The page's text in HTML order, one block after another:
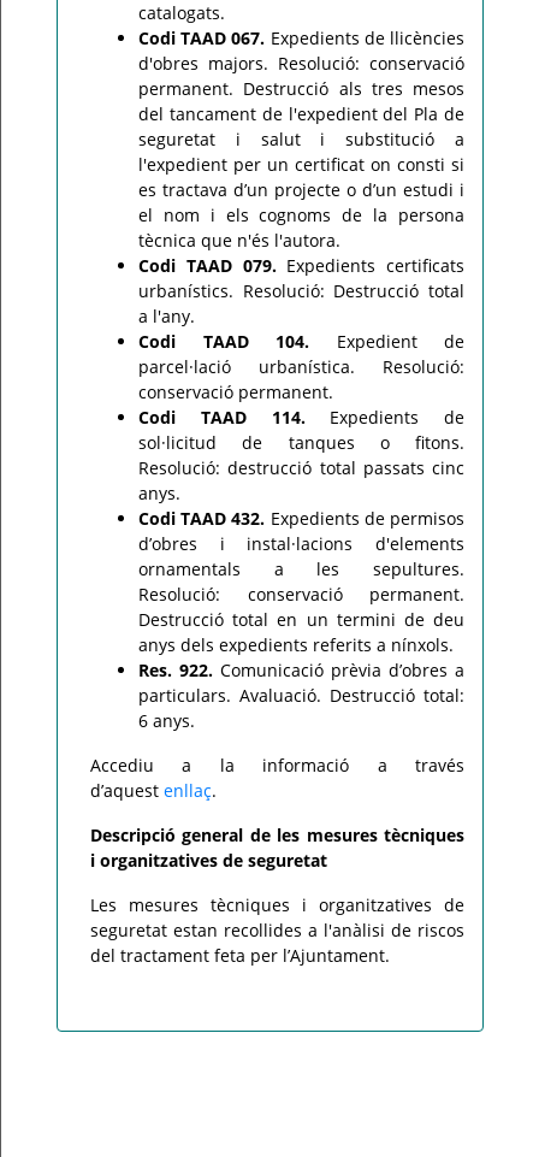
catalogats.
Codi TAAD 067. Expedients de llicències
d'obres majors. Resolució: conservació
permanent. Destrucció als tres mesos
del tancament de l'expedient del Pla de
seguretat i salut i substitució a
l'expedient per un certificat on consti si
es tractava d’un projecte o d’un estudi i
el nom i els cognoms de la persona
tècnica que n'és l'autora.
Codi TAAD 079.Expedients certificats
urbanístics. Resolució: Destrucció total
a l'any.
Codi TAAD 104. Expedient de
parcel·lació urbanística. Resolució:
conservació permanent.
Codi TAAD 114.Expedients de
sol·licitud de tanques o fitons.
Resolució: destrucció total passats cinc
anys.
Codi TAAD 432. Expedients de permisos
d’obres i instal·lacions d'elements
ornamentals a les sepultures.
Resolució: conservació permanent.
Destrucció total en un termini de deu
anys dels expedients referits a nínxols.
Res. 922. Comunicació prèvia d’obres a
particulars. Avaluació. Destrucció total:
6 anys.
Accediu a la informació a través
d’aquest enllaç.
Descripció general de les mesures tècniques
i organitzatives de seguretat
Les mesures tècniques i organitzatives de
seguretat estan recollides a l'anàlisi de riscos
del tractament feta per l’Ajuntament.